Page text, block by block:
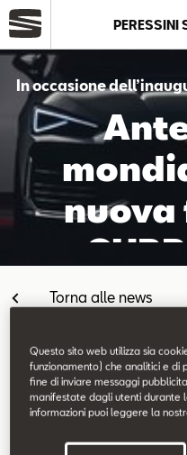
Azienda
Modelli
Offerte
Business
SEAT Usato Certificato
Contatti
PERESSINI
In occasione
Torna alle news
11.02.2020
Questo sito web utilizza sia
funzionamento) che analitici e
fine di inviare messaggi
manifestate dagli utenti durante
informazioni puoi leggere la